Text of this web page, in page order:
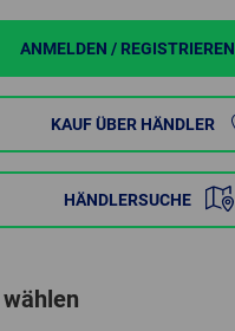
ANMELDEN / REGISTRIEREN
KAUF ÜBER HÄNDLER
HÄNDLERSUCHE